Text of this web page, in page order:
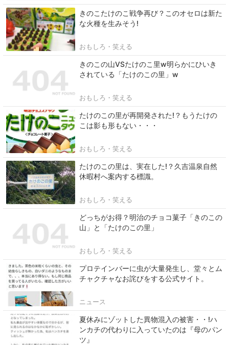
きのこたけのこ戦争再び？このオセロは新た
な火種を生みそう!
おもしろ・笑える
きのこの山VSたけのこ里w明らかにひいき
されている「たけのこの里」w
おもしろ・笑える
たけのこの里が再開発された!？もうたけの
こは影も形もない・・・
おもしろ・笑える
たけのこの里は、実在した!？久吉温泉自然
休暇村へ案内する標識。
おもしろ・笑える
どっちがお得？明治のチョコ菓子「きのこの
山」と「たけのこの里」
おもしろ・笑える
プロテインバーに虫が大量発生し、堂々とム
チャクチャなお詫びをする公式サイト。
ニュース
夏休みにゾットした異物混入の被害・・!ハ
ンカチの代わりに入っていたのは『母のパン
ツ』